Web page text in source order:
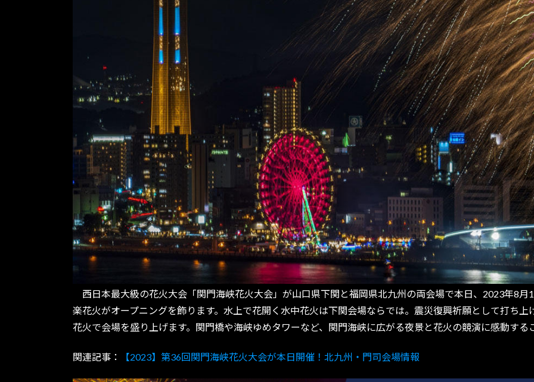
西日本最大級の花火大会「関門海峡花火大会」が山口県下関と福岡県北九州の両会場で本日、2023年8月
楽花火がオープニングを飾ります。水上で花開く水中花火は下関会場ならでは。震災復興祈願として打ち
花火で会場を盛り上げます。関門橋や海峡ゆめタワーなど、関門海峡に広がる夜景と花火の競演に感動する
関連記事： 【2023】第36回関門海峡花火大会が本日開催！北九州・門司会場情報